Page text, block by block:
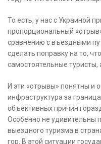
То есть, у нас с Украиной
пропорциональный
сравнению с въездными
сделать поправку на то,
самостоятельные туристы,
И эти «отрывы» понятны и
инфраструктура за
объективных причин
Особенно не удивительны
выездного туризма в
гор. В этой ситуации